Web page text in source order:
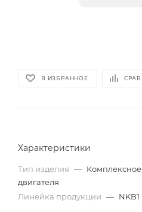
В ИЗБРАННОЕ
Характеристики
Тип изделия — Комплексное
двигателя
Линейка продукции — NKB1